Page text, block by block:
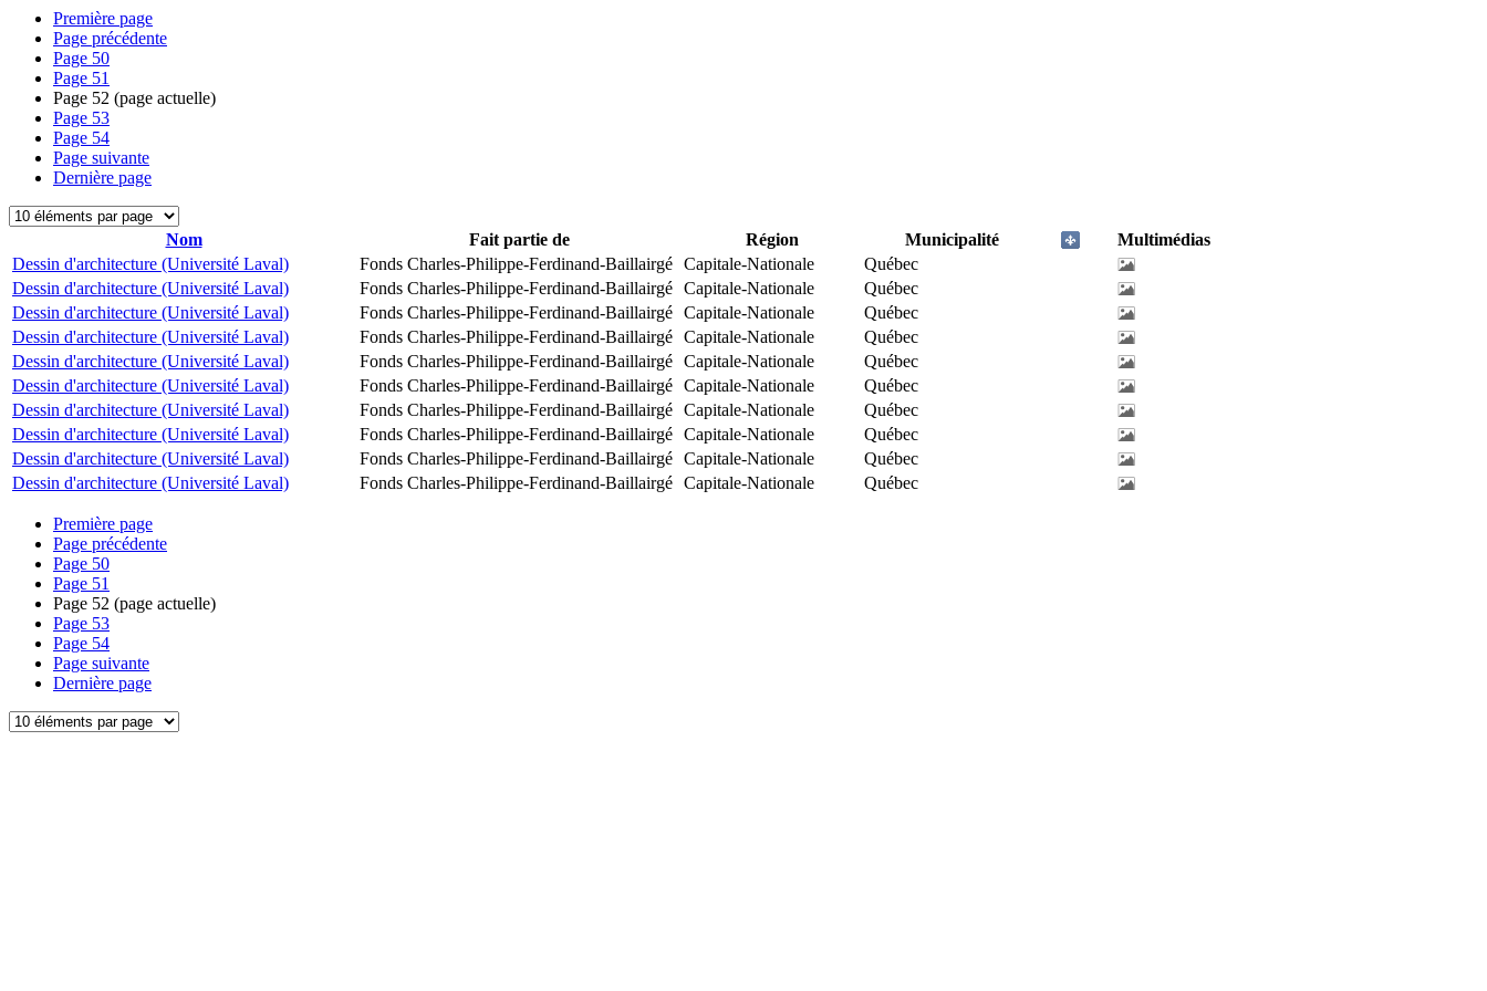
Première page
Page précédente
Page 50
Page 51
Page 52 (page actuelle)
Page 53
Page 54
Page suivante
Dernière page
Nom Fait partie de Région Municipalité
Multimédias
Dessin d'architecture (Université Laval)
Fonds Charles-Philippe-Ferdinand-Baillairgé Capitale-Nationale
Québec
Dessin d'architecture (Université Laval)
Fonds Charles-Philippe-Ferdinand-Baillairgé Capitale-Nationale
Québec
Dessin d'architecture (Université Laval)
Fonds Charles-Philippe-Ferdinand-Baillairgé Capitale-Nationale
Québec
Dessin d'architecture (Université Laval)
Fonds Charles-Philippe-Ferdinand-Baillairgé Capitale-Nationale
Québec
Dessin d'architecture (Université Laval)
Fonds Charles-Philippe-Ferdinand-Baillairgé Capitale-Nationale
Québec
Dessin d'architecture (Université Laval)
Fonds Charles-Philippe-Ferdinand-Baillairgé Capitale-Nationale
Québec
Dessin d'architecture (Université Laval)
Fonds Charles-Philippe-Ferdinand-Baillairgé Capitale-Nationale
Québec
Dessin d'architecture (Université Laval)
Fonds Charles-Philippe-Ferdinand-Baillairgé Capitale-Nationale
Québec
Dessin d'architecture (Université Laval)
Fonds Charles-Philippe-Ferdinand-Baillairgé Capitale-Nationale
Québec
Dessin d'architecture (Université Laval)
Fonds Charles-Philippe-Ferdinand-Baillairgé Capitale-Nationale Québec
Première page
Page précédente
Page 50
Page 51
Page 52 (page actuelle)
Page 53
Page 54
Page suivante
Dernière page